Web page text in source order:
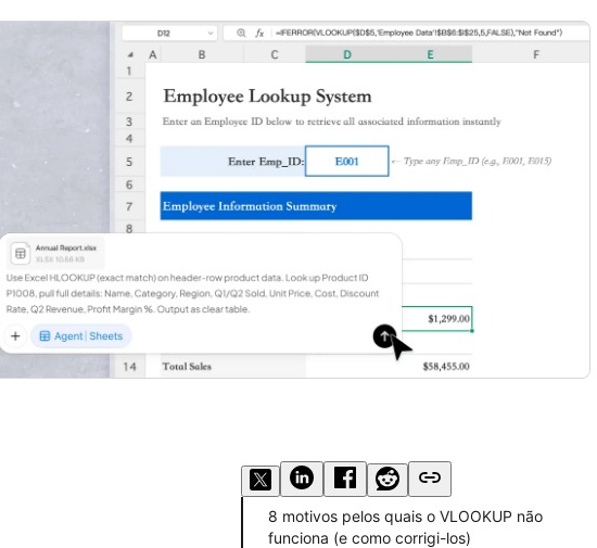
8 motivos pelos quais o VLOOKUP não
funciona (e como corrigi-los)